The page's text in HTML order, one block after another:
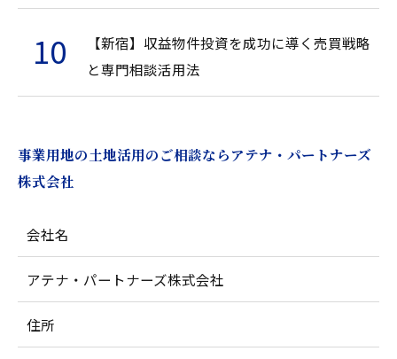
【新宿】収益物件投資を成功に導く売買戦略
と専門相談活用法
事業用地の土地活用のご相談ならアテナ・パートナーズ
株式会社
会社名
アテナ・パートナーズ株式会社
住所